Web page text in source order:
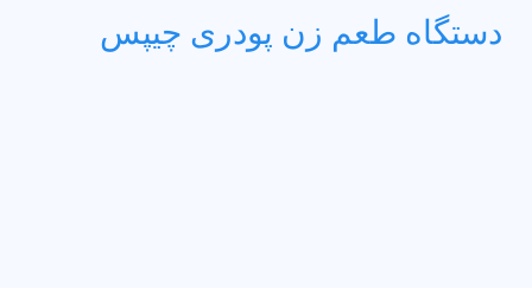
دستگاه طعم زن پودری چیپس